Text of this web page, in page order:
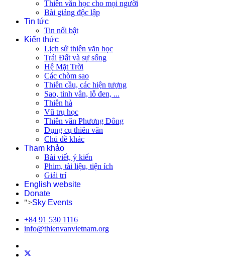
Thiên văn học cho mọi người
Bài giảng độc lập
Tin tức
Tin nổi bật
Kiến thức
Lịch sử thiên văn học
Trái Đất và sự sống
Hệ Mặt Trời
Các chòm sao
Thiên cầu, các hiện tượng
Sao, tinh vân, lỗ đen, ...
Thiên hà
Vũ trụ học
Thiên văn Phương Đông
Dụng cụ thiên văn
Chủ đề khác
Tham khảo
Bài viết, ý kiến
Phim, tài liệu, tiện ích
Giải trí
English website
Donate
">Sky Events
+84 91 530 1116
info@thienvanvietnam.org